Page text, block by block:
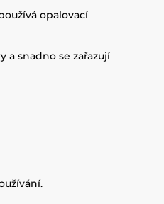
opalovací
snadno se zařazují